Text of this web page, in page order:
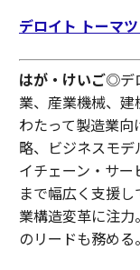
デロイト トーマ
はが・けいご◎デ
業、産業機械、
わたって製造業
略、ビジネスモ
イチェーン・サ
まで幅広く支援
業構造変革に注
のリードも務める。